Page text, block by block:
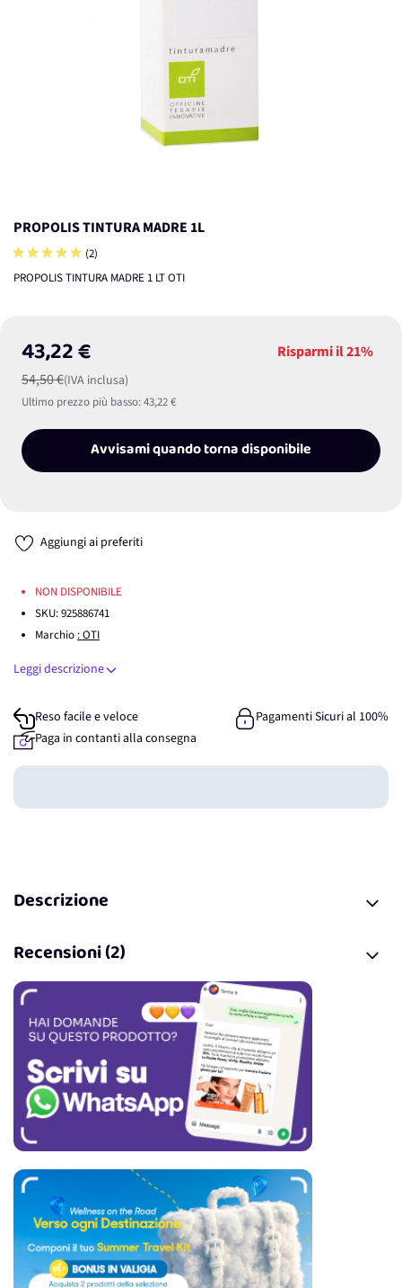
PROPOLIS TINTURA MADRE 1L
(2)
PROPOLIS TINTURA MADRE 1 LT OTI
43,22 €
54,50 €(IVA inclusa)
Risparmi il21%
Ultimo prezzo più basso:43,22 €
Avvisami quando torna disponibile
Aggiungi ai preferiti
NON DISPONIBILE
SKU:925886741
Marchio : OTI
Leggi descrizione
Reso facile e veloce
Pagamenti Sicuri al 100%
Paga in contanti alla consegna
Guadagna
Descrizione
Recensioni (2)